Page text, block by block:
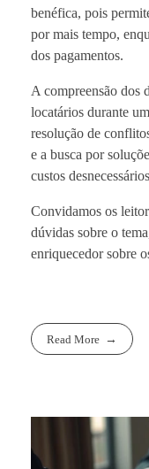
benéfica, pois
por mais tempo,
dos pagamentos.
A compreensão dos
locatários durante
resolução de
e a busca por
custos
Convidamos os
dúvidas sobre o
enriquecedor sobre
Read More